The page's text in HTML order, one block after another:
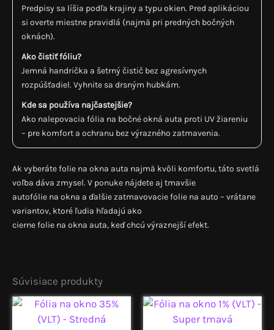
Predpisy sa líšia podľa krajiny a typu okien. Pred aplikáciou
si overte miestne pravidlá (najmä pri predných bočných
oknách).
Ako čistiť fóliu?
Jemná handrička a šetrný čistič bez agresívnych
rozpúšťadiel. Vyhnite sa drsným hubkám.
Kde sa používa najčastejšie?
Ako nalepovacia fólia na bočné okná auta proti UV žiareniu
– pre komfort a ochranu bez výrazného zatmavenia.
Ak vyberáte folie na okna auta najmä kvôli komfortu, táto svetlá
voľba dáva zmysel. V ponuke nájdete aj tmavšie
autofólie na okna a ďalšie zatmavovacie folie na auto – vrátane
variantov, ktoré ľudia hľadajú ako
cierne folie na okna auta, keď chcú výraznejší efekt.
Súvisiace produkty